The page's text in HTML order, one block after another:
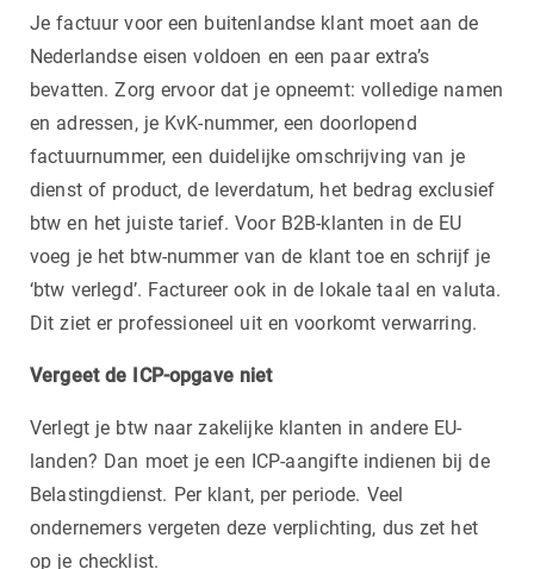
Je factuur voor een buitenlandse klant moet aan de
Nederlandse eisen voldoen en een paar extra’s
bevatten. Zorg ervoor dat je opneemt: volledige namen
en adressen, je KvK-nummer, een doorlopend
factuurnummer, een duidelijke omschrijving van je
dienst of product, de leverdatum, het bedrag exclusief
btw en het juiste tarief. Voor B2B-klanten in de EU
voeg je het btw-nummer van de klant toe en schrijf je
‘btw verlegd’. Factureer ook in de lokale taal en valuta.
Dit ziet er professioneel uit en voorkomt verwarring.
Vergeet de ICP-opgave niet
Verlegt je btw naar zakelijke klanten in andere EU-
landen? Dan moet je een ICP-aangifte indienen bij de
Belastingdienst. Per klant, per periode. Veel
ondernemers vergeten deze verplichting, dus zet het
op je checklist.